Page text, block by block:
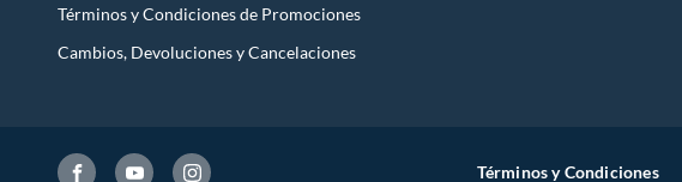
Términos y Condiciones de Promociones
Cambios, Devoluciones y Cancelaciones
Términos y Condiciones